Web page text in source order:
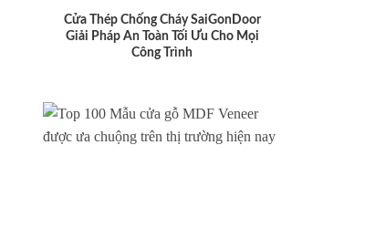
Cửa Thép Chống Cháy SaiGonDoor
Giải Pháp An Toàn Tối Ưu Cho Mọi
Công Trình